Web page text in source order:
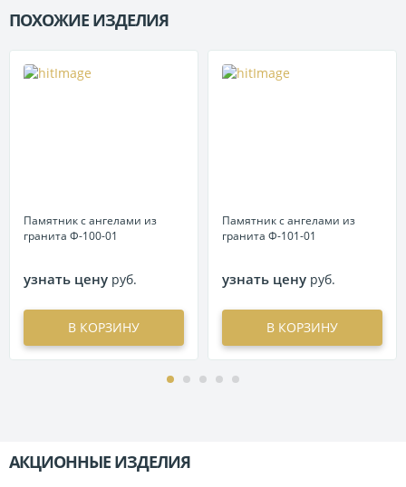
ПОХОЖИЕ ИЗДЕЛИЯ
Памятник с ангелами из
гранита Ф-100-01
узнать цену руб.
В КОРЗИНУ
Памятник с ангелами из
гранита Ф-101-01
узнать цену руб.
В КОРЗИНУ
АКЦИОННЫЕ ИЗДЕЛИЯ